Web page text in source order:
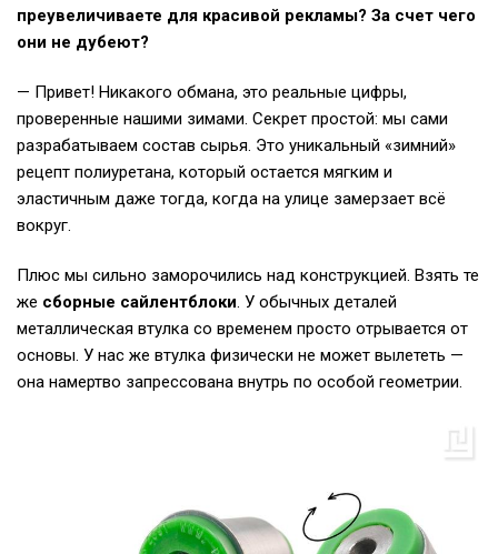
преувеличиваете для красивой рекламы? За счет чего
они не дубеют?
— Привет! Никакого обмана, это реальные цифры,
проверенные нашими зимами. Секрет простой: мы сами
разрабатываем состав сырья. Это уникальный «зимний»
рецепт полиуретана, который остается мягким и
эластичным даже тогда, когда на улице замерзает всё
вокруг.
Плюс мы сильно заморочились над конструкцией. Взять те
же сборные сайлентблоки. У обычных деталей
металлическая втулка со временем просто отрывается от
основы. У нас же втулка физически не может вылететь —
она намертво запрессована внутрь по особой геометрии.